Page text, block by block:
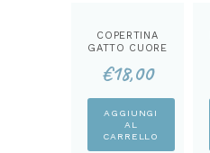
COPERTINA
GATTO CUORE
€18,00
AGGIUNGI
AL
CARRELLO